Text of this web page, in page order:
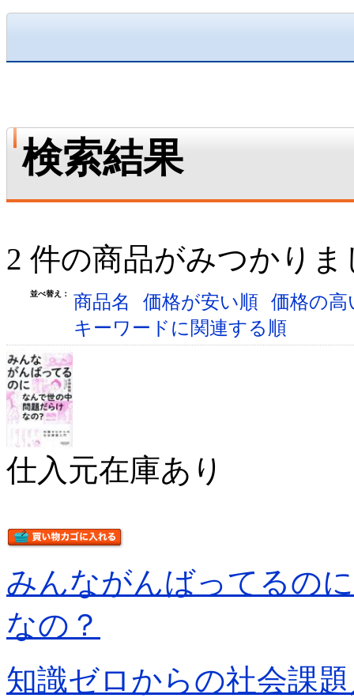
検索結果
2 件の商品がみつかりま
並べ替え： 商品名 価格が安い順 価格の
キーワードに関連する順
仕入元在庫あり
みんながんばってるの
なの？
知識ゼロからの社会課